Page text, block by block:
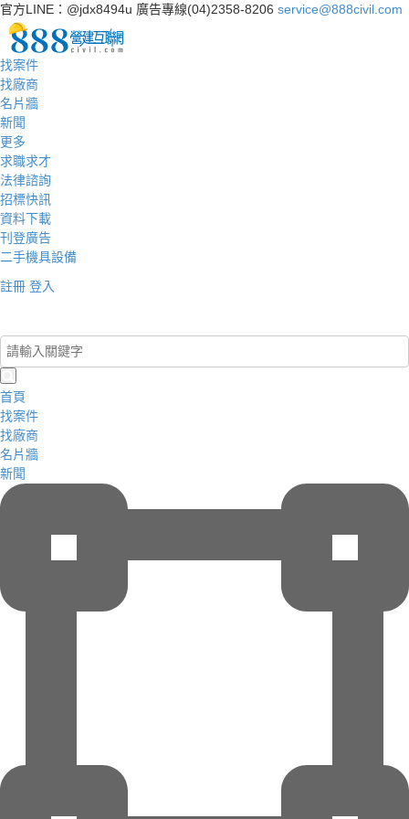
官方LINE：@jdx8494u 廣告專線(04)2358-8206 service@888civil.com
找案件
找廠商
名片牆
新聞
更多
求職求才
法律諮詢
招標快訊
資料下載
刊登廣告
二手機具設備
註冊 登入
首頁
找案件
找廠商
名片牆
新聞